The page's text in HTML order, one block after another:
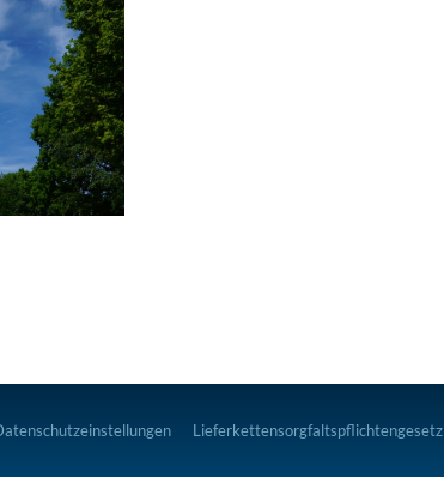
Lieferkettensorgfaltspflichtengesetz